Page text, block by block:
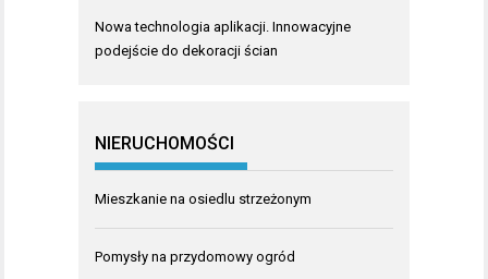
Nowa technologia aplikacji. Innowacyjne
podejście do dekoracji ścian
NIERUCHOMOŚCI
Mieszkanie na osiedlu strzeżonym
Pomysły na przydomowy ogród